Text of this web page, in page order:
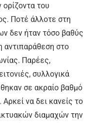
του
Ποτέ άλλοτε στη
δεν ήταν τόσο βαθύς
αντιπαράθεση στο
Παρέες,
συλλογικά
σε ακραίο βαθμό
να δει κανείς το
διαμαχών την